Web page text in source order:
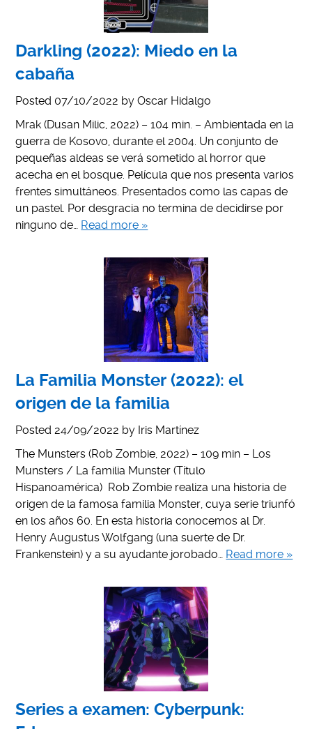
Darkling (2022): Miedo en la
cabaña
Posted 07/10/2022 byOscar Hidalgo
Mrak (Dusan Milic, 2022) – 104 min. – Ambientada en la
guerra de Kosovo, durante el 2004. Un conjunto de
pequeñas aldeas se verá sometido al horror que
acecha en el bosque. Película que nos presenta varios
frentes simultáneos. Presentados como las capas de
un pastel. Por desgracia no termina de decidirse por
ninguno de… Read more »
La Familia Monster (2022): el
origen de la familia
Posted 24/09/2022 by Iris Martínez
The Munsters (Rob Zombie, 2022) – 109 min – Los
Munsters / La familia Munster (Título
Hispanoamérica) Rob Zombie realiza una historia de
origen de la famosa familia Monster, cuya serie triunfó
en los años 60. En esta historia conocemos al Dr.
Henry Augustus Wolfgang (una suerte de Dr.
Frankenstein) y a su ayudante jorobado… Read more »
Series a examen: Cyberpunk: